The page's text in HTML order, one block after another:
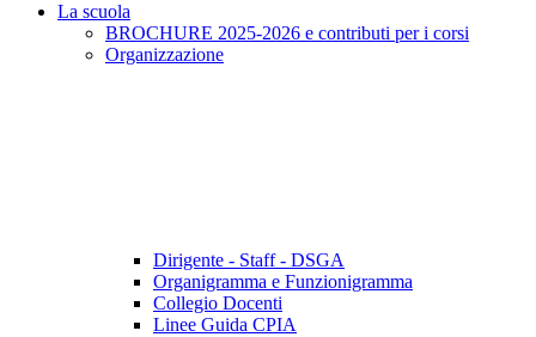
La scuola
BROCHURE 2025-2026 e contributi per i corsi
Organizzazione
Dirigente - Staff - DSGA
Organigramma e Funzionigramma
Collegio Docenti
Linee Guida CPIA